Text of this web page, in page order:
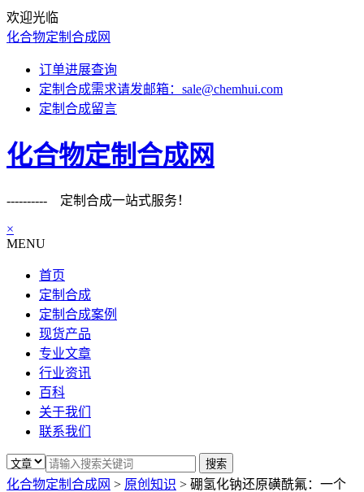
欢迎光临
化合物定制合成网
订单进展查询
定制合成需求请发邮箱：sale@chemhui.com
定制合成留言
化合物定制合成网
---------- 定制合成一站式服务！
×
MENU
首页
定制合成
定制合成案例
现货产品
专业文章
行业资讯
百科
关于我们
联系我们
化合物定制合成网 > 原创知识 > 硼氢化钠还原磺酰氟：一个